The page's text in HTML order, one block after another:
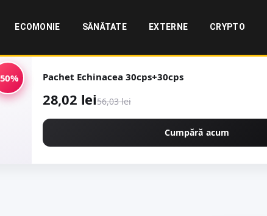
ECOMONIE SĂNĂTATE EXTERNE CRYPTO
Pachet Echinacea 30cps+30cps
28,02 lei56,03 lei
Cumpără acum